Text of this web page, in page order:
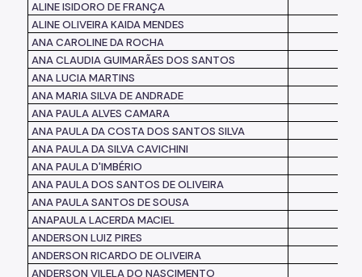
ALINE ISIDORO DE FRANÇA
ALINE OLIVEIRA KAIDA MENDES
ANA CAROLINE DA ROCHA
ANA CLAUDIA GUIMARÃES DOS SANTOS
ANA LUCIA MARTINS
ANA MARIA SILVA DE ANDRADE
ANA PAULA ALVES CAMARA
ANA PAULA DA COSTA DOS SANTOS SILVA
ANA PAULA DA SILVA CAVICHINI
ANA PAULA D'IMBÉRIO
ANA PAULA DOS SANTOS DE OLIVEIRA
ANA PAULA SANTOS DE SOUSA
ANAPAULA LACERDA MACIEL
ANDERSON LUIZ PIRES
ANDERSON RICARDO DE OLIVEIRA
ANDERSON VILELA DO NASCIMENTO